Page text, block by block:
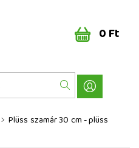
0 Ft
Plüss szamár 30 cm - plüss